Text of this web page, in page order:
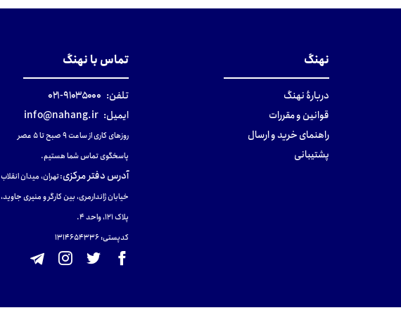
نهنگ
دربارهٔ نهنگ
قوانین و مقررات
راهنمای خرید و ارسال
پشتیبانی
تماس با نهنگ
تلفن: ۹۱۰۳۵۰۰۰-۰۲۱
ایمیل: info@nahang.ir
روزهای کاری از ساعت ۹ صبح تا ۵ عصر
پاسخگوی تماس شما هستیم.
آدرس دفتر مرکزی:تهران، میدان انقلاب
خیابان ژاندارمری، بین کارگر و منیری جاوید،
پلاک 121، واحد ۴.
کدپستی: 131465433۶